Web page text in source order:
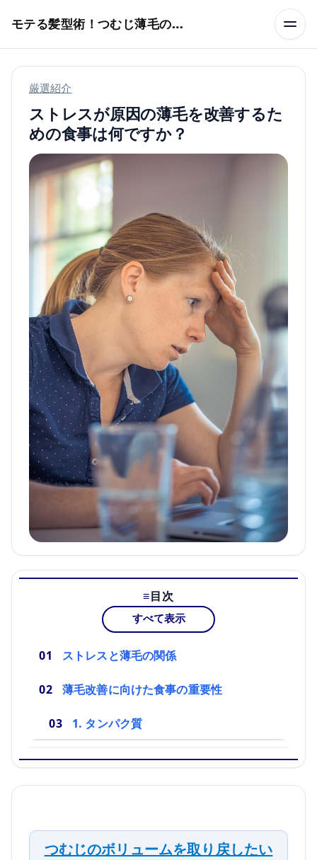
モテる髪型術！つむじ薄毛の隠し方
厳選紹介
ストレスが原因の薄毛を改善するた
めの食事は何ですか？
目次
すべて表示
ストレスと薄毛の関係
薄毛改善に向けた食事の重要性
1. タンパク質
つむじのボリュームを取り戻したい